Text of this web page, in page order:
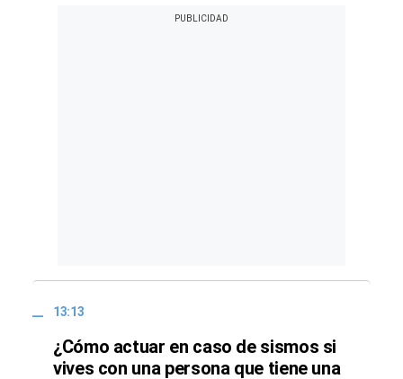
13:13
¿Cómo actuar en caso de sismos si
vives con una persona que tiene una